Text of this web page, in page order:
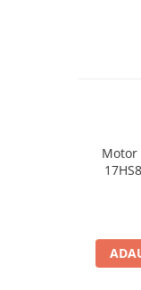
Cabluri si
Componente
Rezistente si
Motor
cablu,